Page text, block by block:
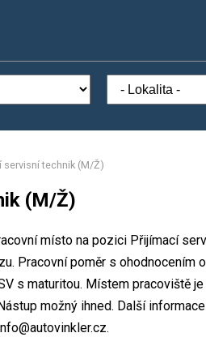
servisní technik (M/Ž)
(M/Ž)
místo na pozici Přijímací
Pracovní poměr s ohodnocením
s maturitou. Místem pracoviště je
možný ihned. Další